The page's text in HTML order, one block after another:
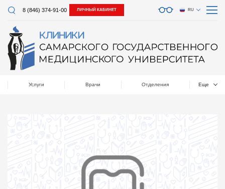
8 (846) 374-91-00 ЛИЧНЫЙ КАБИНЕТ RU
Услуги Врачи Отделения Еще